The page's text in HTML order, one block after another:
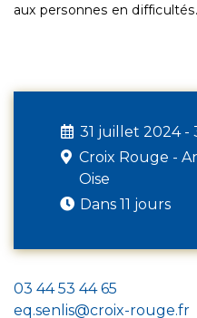
aux personnes en difficultés.
31 juillet 2024 -
Croix Rouge -
Oise
Dans 11 jours
03 44 53 44 65
eq.senlis@croix-rouge.fr